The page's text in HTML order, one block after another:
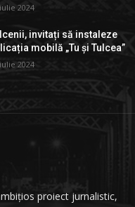
2024
invitați să instaleze
mobilă „Tu și Tulcea”
2024
proiect jurnalistic,